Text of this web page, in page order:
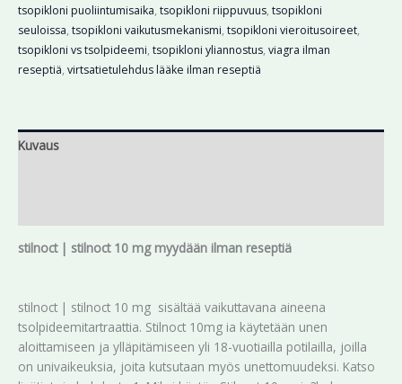
tsopikloni puoliintumisaika, tsopikloni riippuvuus, tsopikloni
seuloissa, tsopikloni vaikutusmekanismi, tsopikloni vieroitusoireet,
tsopikloni vs tsolpideemi, tsopikloni yliannostus, viagra ilman
reseptiä, virtsatietulehdus lääke ilman reseptiä
Kuvaus
stilnoct | stilnoct 10 mg myydään ilman reseptiä
stilnoct | stilnoct 10 mg sisältää vaikuttavana aineena
tsolpideemitartraattia. Stilnoct 10mg ia käytetään unen
aloittamiseen ja ylläpitämiseen yli 18-vuotiailla potilailla, joilla
on univaikeuksia, joita kutsutaan myös unettomuudeksi. Katso